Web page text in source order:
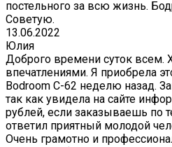
постельного за всю жизнь.
Советую.
13.06.2022
Юлия
Доброго времени суток всем.
впечатлениями. Я приобрела
Bodroom C-62 неделю назад.
так как увидела на сайте
рублей, если заказываешь по
ответил приятный молодой
Очень грамотно и